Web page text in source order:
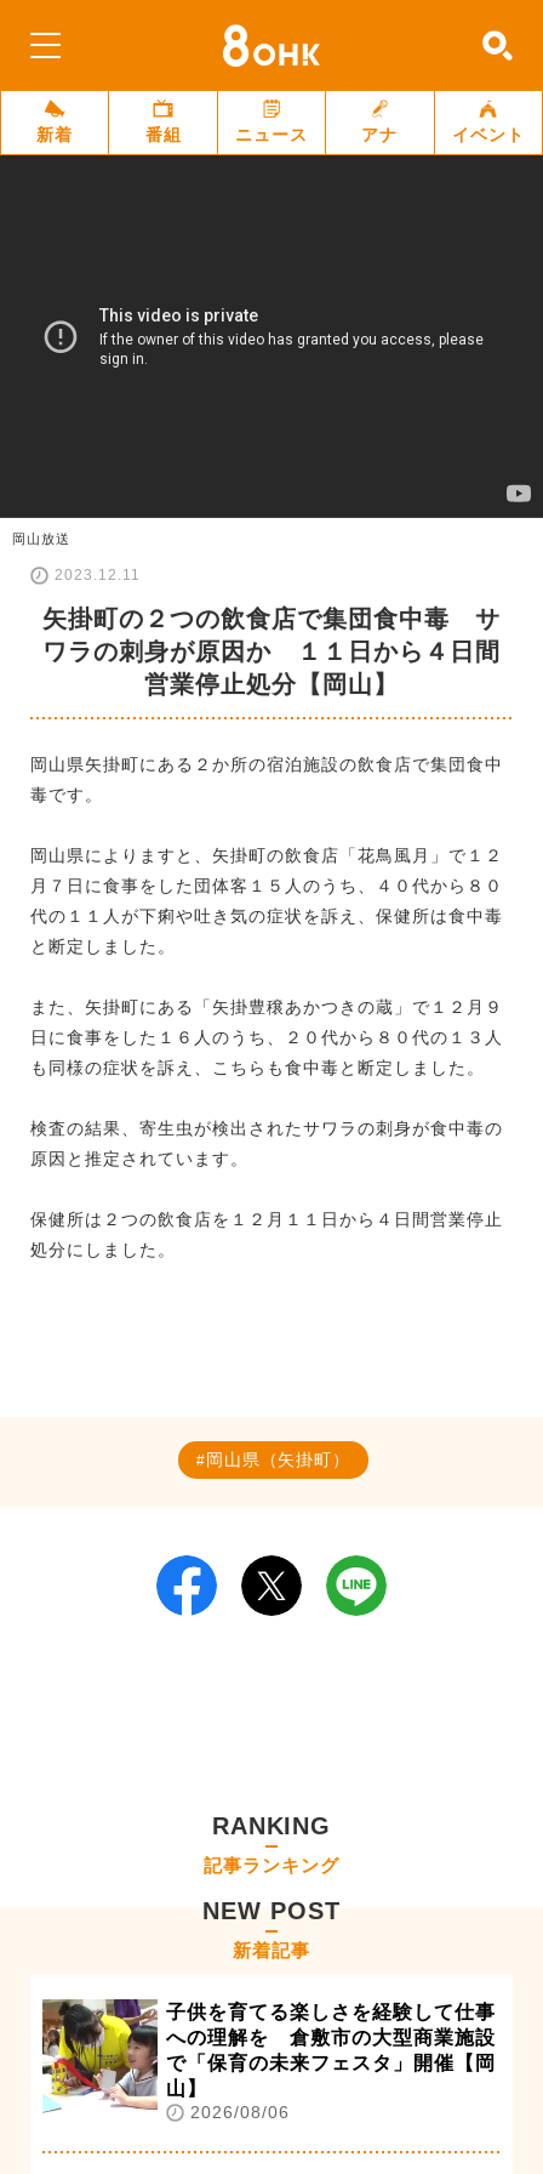
新着 番組 ニュース アナ イベント
岡山放送
2023.12.11
矢掛町の２つの飲食店で集団食中毒 サ
ワラの刺身が原因か １１日から４日間
営業停止処分【岡山】
岡山県矢掛町にある２か所の宿泊施設の飲食店で集団食中
毒です。
岡山県によりますと、矢掛町の飲食店「花鳥風月」で１２
月７日に食事をした団体客１５人のうち、４０代から８０
代の１１人が下痢や吐き気の症状を訴え、保健所は食中毒
と断定しました。
また、矢掛町にある「矢掛豊穣あかつきの蔵」で１２月９
日に食事をした１６人のうち、２０代から８０代の１３人
も同様の症状を訴え、こちらも食中毒と断定しました。
検査の結果、寄生虫が検出されたサワラの刺身が食中毒の
原因と推定されています。
保健所は２つの飲食店を１２月１１日から４日間営業停止
処分にしました。
岡山県（矢掛町）
RANKING
記事ランキング
NEW POST
新着記事
子供を育てる楽しさを経験して仕事
への理解を 倉敷市の大型商業施設
で「保育の未来フェスタ」開催【岡
山】
2026/08/06